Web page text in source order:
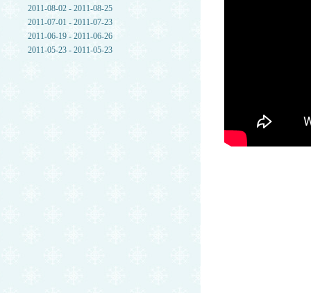
2011-08-02 - 2011-08-25
2011-07-01 - 2011-07-23
2011-06-19 - 2011-06-26
2011-05-23 - 2011-05-23